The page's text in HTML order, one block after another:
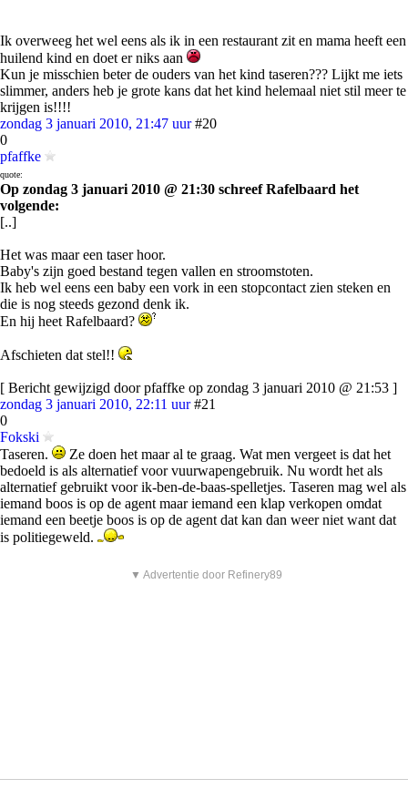
Ik overweeg het wel eens als ik in een restaurant zit en mama heeft een
huilend kind en doet er niks aan
Kun je misschien beter de ouders van het kind taseren??? Lijkt me iets
slimmer, anders heb je grote kans dat het kind helemaal niet stil meer te
krijgen is!!!!
zondag 3 januari 2010, 21:47 uur #20
0
pfaffke
quote:
Op zondag 3 januari 2010 @ 21:30 schreef Rafelbaard het
volgende:
[..]
Het was maar een taser hoor.
Baby's zijn goed bestand tegen vallen en stroomstoten.
Ik heb wel eens een baby een vork in een stopcontact zien steken en
die is nog steeds gezond denk ik.
En hij heet Rafelbaard?
Afschieten dat stel!!
[ Bericht gewijzigd door pfaffke op zondag 3 januari 2010 @ 21:53 ]
zondag 3 januari 2010, 22:11 uur #21
0
Fokski
Taseren.
Ze doen het maar al te graag. Wat men vergeet is dat het
bedoeld is als alternatief voor vuurwapengebruik. Nu wordt het als
alternatief gebruikt voor ik-ben-de-baas-spelletjes. Taseren mag wel als
iemand boos is op de agent maar iemand een klap verkopen omdat
iemand een beetje boos is op de agent dat kan dan weer niet want dat
is politiegeweld.
▼ Advertentie door Refinery89